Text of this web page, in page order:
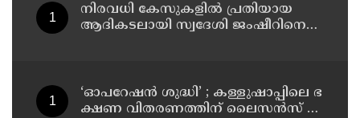
നിരവധി കേസുകളിൽ പ്രതിയായ
ആദികടലായി സ്വദേശി ജംഷീറിനെ
‘ഓ​പ​റേ​ഷ​ൻ ശു​ദ്ധി’ ; ക​ള്ളു​ഷാ​പ്പി​ലെ ഭ​
ക്ഷ​ണ വി​ത​ര​ണ​ത്തി​ന് ലൈ​സ​ൻ​സ് നി​